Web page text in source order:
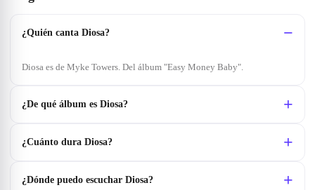
¿Quién canta Diosa?
Diosa es de Myke Towers. Del álbum "Easy Money Baby".
¿De qué álbum es Diosa?
¿Cuánto dura Diosa?
¿Dónde puedo escuchar Diosa?